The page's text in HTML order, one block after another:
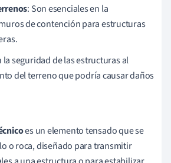
: Son esenciales en la
de contención para estructuras
la seguridad de las estructuras al
del terreno que podría causar daños
es un elemento tensado que se
o roca, diseñado para transmitir